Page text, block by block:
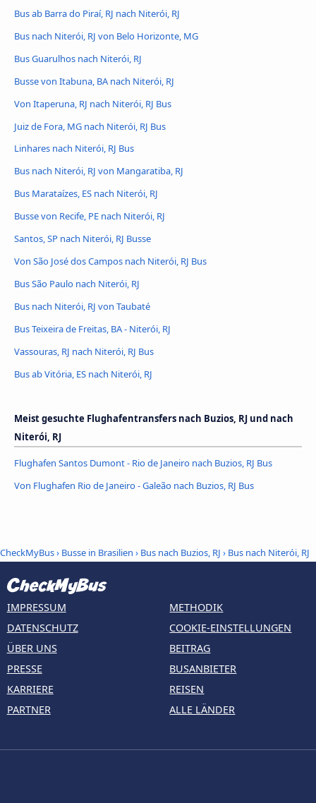
Bus ab Barra do Piraí, RJ nach Niterói, RJ
Bus nach Niterói, RJ von Belo Horizonte, MG
Bus Guarulhos nach Niterói, RJ
Busse von Itabuna, BA nach Niterói, RJ
Von Itaperuna, RJ nach Niterói, RJ Bus
Juiz de Fora, MG nach Niterói, RJ Bus
Linhares nach Niterói, RJ Bus
Bus nach Niterói, RJ von Mangaratiba, RJ
Bus Marataízes, ES nach Niterói, RJ
Busse von Recife, PE nach Niterói, RJ
Santos, SP nach Niterói, RJ Busse
Von São José dos Campos nach Niterói, RJ Bus
Bus São Paulo nach Niterói, RJ
Bus nach Niterói, RJ von Taubaté
Bus Teixeira de Freitas, BA - Niterói, RJ
Vassouras, RJ nach Niterói, RJ Bus
Bus ab Vitória, ES nach Niterói, RJ
Meist gesuchte Flughafentransfers nach Buzios, RJ und nach
Niterói, RJ
Flughafen Santos Dumont - Rio de Janeiro nach Buzios, RJ Bus
Von Flughafen Rio de Janeiro - Galeão nach Buzios, RJ Bus
CheckMyBus› Busse in Brasilien › Bus nach Buzios, RJ › Bus nach Niterói, RJ
IMPRESSUM
DATENSCHUTZ
ÜBER UNS
PRESSE
KARRIERE
PARTNER
METHODIK
COOKIE-EINSTELLUNGEN
BEITRAG
BUSANBIETER
REISEN
ALLE LÄNDER